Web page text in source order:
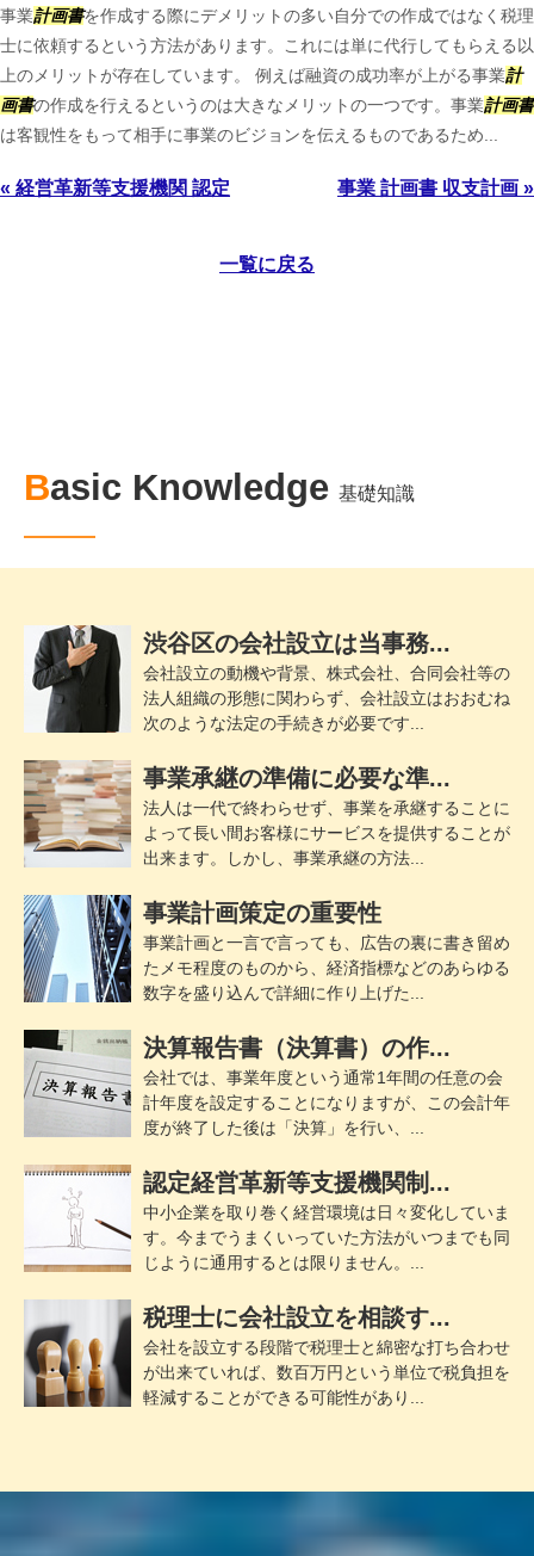
事業計画書を作成する際にデメリットの多い自分での作成ではなく税理
士に依頼するという方法があります。これには単に代行してもらえる以
上のメリットが存在しています。 例えば融資の成功率が上がる事業計
画書の作成を行えるというのは大きなメリットの一つです。事業計画書
は客観性をもって相手に事業のビジョンを伝えるものであるため...
« 経営革新等支援機関 認定 事業 計画書 収支計画 »
一覧に戻る
Basic Knowledge 基礎知識
渋谷区の会社設立は当事務...
会社設立の動機や背景、株式会社、合同会社等の
法人組織の形態に関わらず、会社設立はおおむね
次のような法定の手続きが必要です...
事業承継の準備に必要な準...
法人は一代で終わらせず、事業を承継することに
よって長い間お客様にサービスを提供することが
出来ます。しかし、事業承継の方法...
事業計画策定の重要性
事業計画と一言で言っても、広告の裏に書き留め
たメモ程度のものから、経済指標などのあらゆる
数字を盛り込んで詳細に作り上げた...
決算報告書（決算書）の作...
会社では、事業年度という通常1年間の任意の会
計年度を設定することになりますが、この会計年
度が終了した後は「決算」を行い、...
認定経営革新等支援機関制...
中小企業を取り巻く経営環境は日々変化していま
す。今までうまくいっていた方法がいつまでも同
じように通用するとは限りません。...
税理士に会社設立を相談す...
会社を設立する段階で税理士と綿密な打ち合わせ
が出来ていれば、数百万円という単位で税負担を
軽減することができる可能性があり...